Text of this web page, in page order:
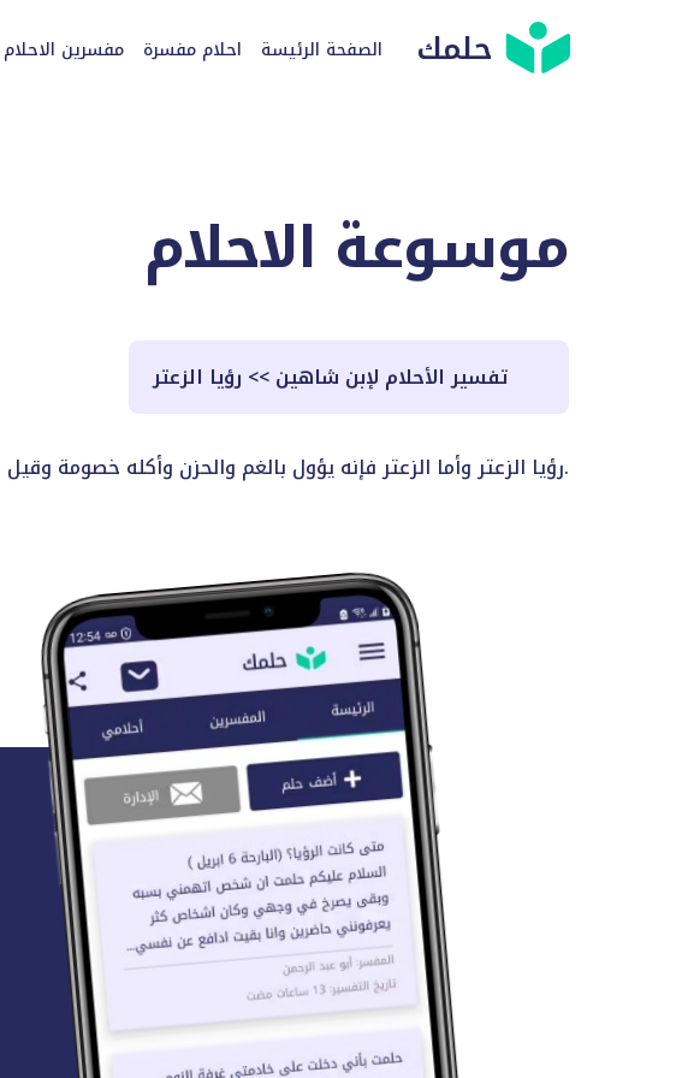
حلمك الصفحة الرئيسة احلام مفسرة مفسرين الاحلام
موسوعة الاحلام
تفسير الأحلام لإبن شاهين>> رؤيا الزعتر
رؤيا الزعتر وأما الزعتر فإنه يؤول بالغم والحزن وأكله خصومة وقيل مضرة ونقصان مال ولا خير في رؤياه.